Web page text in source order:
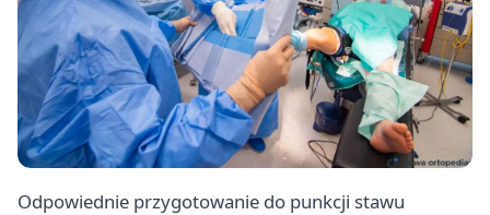
Odpowiednie przygotowanie do punkcji stawu